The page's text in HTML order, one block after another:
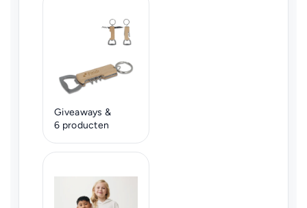
Giveaways &
6 producten